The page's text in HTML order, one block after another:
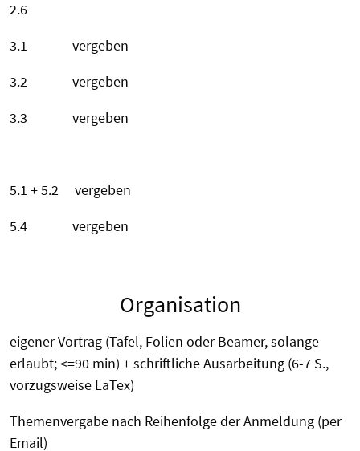
2.6
3.1 vergeben
3.2 vergeben
3.3 vergeben
5.1 + 5.2 vergeben
5.4 vergeben
Organisation
eigener Vortrag (Tafel, Folien oder Beamer, solange
erlaubt; <=90 min) + schriftliche Ausarbeitung (6-7 S.,
vorzugsweise LaTex)
Themenvergabe nach Reihenfolge der Anmeldung (per
Email)